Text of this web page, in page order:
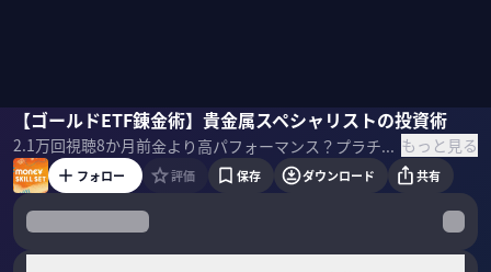
【ゴールドETF錬金術】貴金属スペシャリストの投資術
2.1万回視聴8か月前 金より高パフォーマンス？プラチナ&シルバーの破壊力とは。貴金属をポートフォリオの割合を上げた方が良い？貴金属スペシャリストの投資術について池水雄一氏に聞いた。 ＜出演＞ りんたろー。（EXIT／お笑いタレント) もっと見る
りんたろー。（EXIT）池水雄一国山ハセン
フォロー 評価 保存 ダウンロード 共有